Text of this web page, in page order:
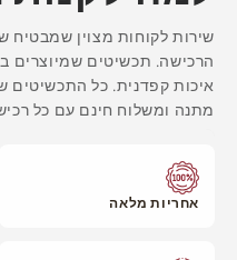
אחריות מלאה
שירות לקוחות מצוין שמבטיח
הרכישה. תכשיטים שמיוצרים
איכות קפדנית. כל התכשיטים
מתנה ומשלוח חינם עם כל